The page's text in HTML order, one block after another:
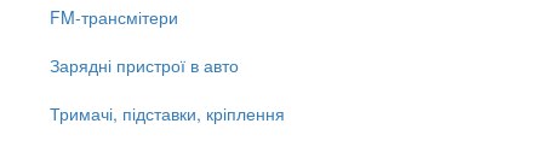
FM-трансмітери
Зарядні пристрої в авто
Тримачі, підставки, кріплення